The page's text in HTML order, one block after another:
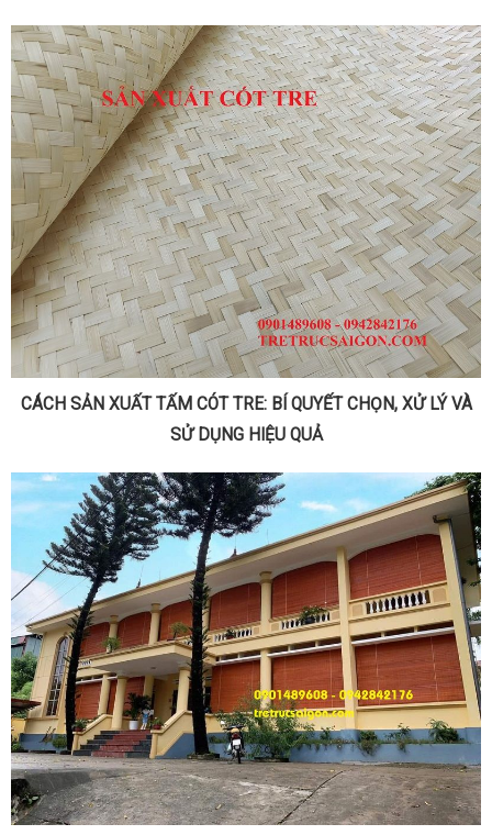
CÁCH SẢN XUẤT TẤM CÓT TRE: BÍ QUYẾT CHỌN, XỬ LÝ VÀ
SỬ DỤNG HIỆU QUẢ